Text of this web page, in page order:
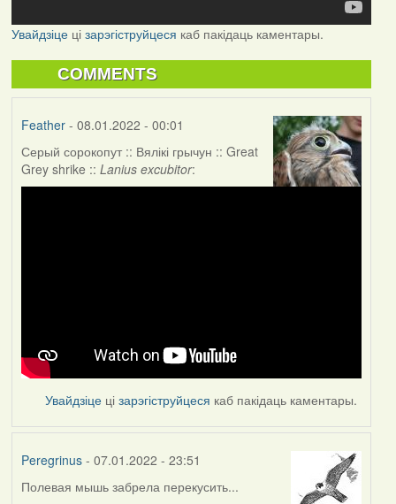
Увайдзіцеці зарэгіструйцеся каб пакідаць каментары.
COMMENTS
Feather- 08.01.2022 - 00:01
Серый сорокопут :: Вялікі грычун :: Great
Grey shrike :: Lanius excubitor:
Увайдзіце цізарэгіструйцеся каб пакідаць каментары.
Peregrinus- 07.01.2022 - 23:51
Полевая мышь забрела перекусить...